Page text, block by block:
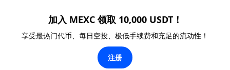
加入 MEXC 领取 10,000 USDT！
享受最热门代币、每日空投、极低手续费和充足的流动性！
注册